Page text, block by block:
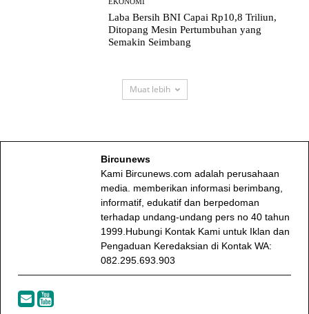
Laba Bersih BNI Capai Rp10,8 Triliun,
Ditopang Mesin Pertumbuhan yang
Semakin Seimbang
Muat lebih
Bircunews
Kami Bircunews.com adalah perusahaan
media. memberikan informasi berimbang,
informatif, edukatif dan berpedoman
terhadap undang-undang pers no 40 tahun
1999.Hubungi Kontak Kami untuk Iklan dan
Pengaduan Keredaksian di Kontak WA:
082.295.693.903